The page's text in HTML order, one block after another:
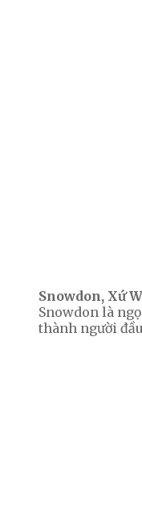
Snowdon, Xứ
Snowdon là
thành người